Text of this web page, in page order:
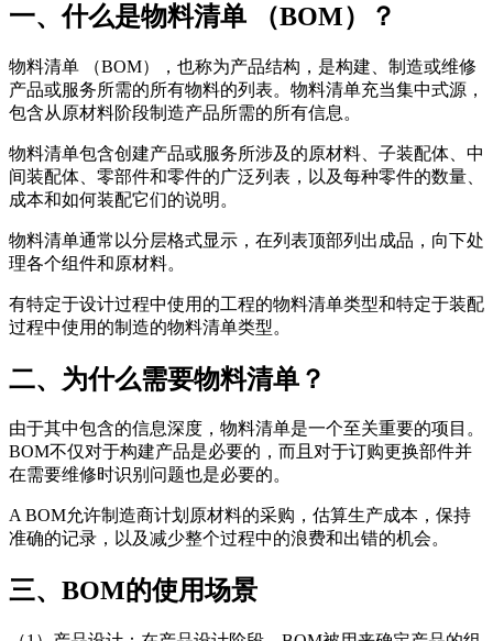
一、什么是物料清单 （BOM）？
物料清单 （BOM），也称为产品结构，是构建、制造或维修
产品或服务所需的所有物料的列表。物料清单充当集中式源，
包含从原材料阶段制造产品所需的所有信息。
物料清单包含创建产品或服务所涉及的原材料、子装配体、中
间装配体、零部件和零件的广泛列表，以及每种零件的数量、
成本和如何装配它们的说明。
物料清单通常以分层格式显示，在列表顶部列出成品，向下处
理各个组件和原材料。
有特定于设计过程中使用的工程的物料清单类型和特定于装配
过程中使用的制造的物料清单类型。
二、为什么需要物料清单？
由于其中包含的信息深度，物料清单是一个至关重要的项目。
BOM不仅对于构建产品是必要的，而且对于订购更换部件并
在需要维修时识别问题也是必要的。
A BOM允许制造商计划原材料的采购，估算生产成本，保持
准确的记录，以及减少整个过程中的浪费和出错的机会。
三、BOM的使用场景